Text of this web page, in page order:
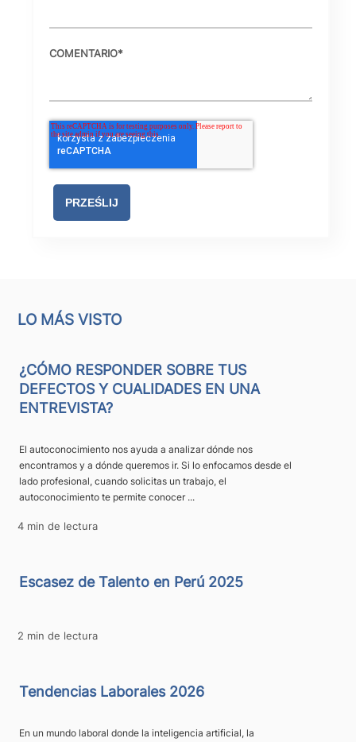
COMENTARIO*
LO MÁS VISTO
¿CÓMO RESPONDER SOBRE TUS
DEFECTOS Y CUALIDADES EN UNA
ENTREVISTA?
El autoconocimiento nos ayuda a analizar dónde nos
encontramos y a dónde queremos ir. Si lo enfocamos desde el
lado profesional, cuando solicitas un trabajo, el
autoconocimiento te permite conocer ...
4 min de lectura
Escasez de Talento en Perú 2025
2 min de lectura
Tendencias Laborales 2026
En un mundo laboral donde la inteligencia artificial, la